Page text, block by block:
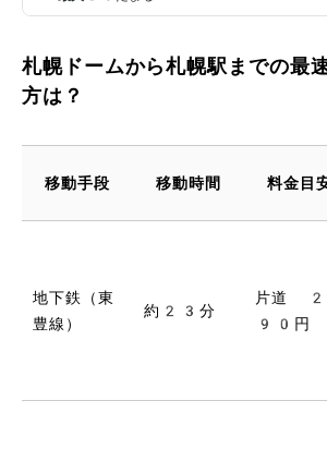
札幌ドームから札幌駅までの最
方は？
移動手段 移動時間 料金目
地下鉄（東
豊線）
約23分
片道 2
90円